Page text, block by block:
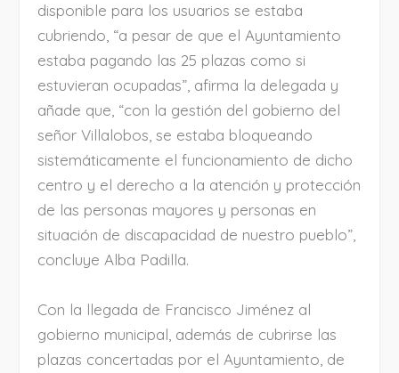
disponible para los usuarios se estaba
cubriendo, “a pesar de que el Ayuntamiento
estaba pagando las 25 plazas como si
estuvieran ocupadas”, afirma la delegada y
añade que, “con la gestión del gobierno del
señor Villalobos, se estaba bloqueando
sistemáticamente el funcionamiento de dicho
centro y el derecho a la atención y protección
de las personas mayores y personas en
situación de discapacidad de nuestro pueblo”,
concluye Alba Padilla.
Con la llegada de Francisco Jiménez al
gobierno municipal, además de cubrirse las
plazas concertadas por el Ayuntamiento, de